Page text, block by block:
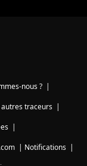
nous ? |
traceurs|
|
| Notifications |